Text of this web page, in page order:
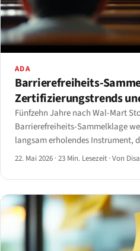
ADA
Barrierefreiheits-
Zertifizierungstrends
Fünfzehn Jahre nach Wal-Mart
Barrierefreiheits-Sammelklage
langsam erholendes Instrument,
Robles-Rahmen des Ninth Circuit
22. Mai 2026 ·23 Min. Lesezeit ·Von